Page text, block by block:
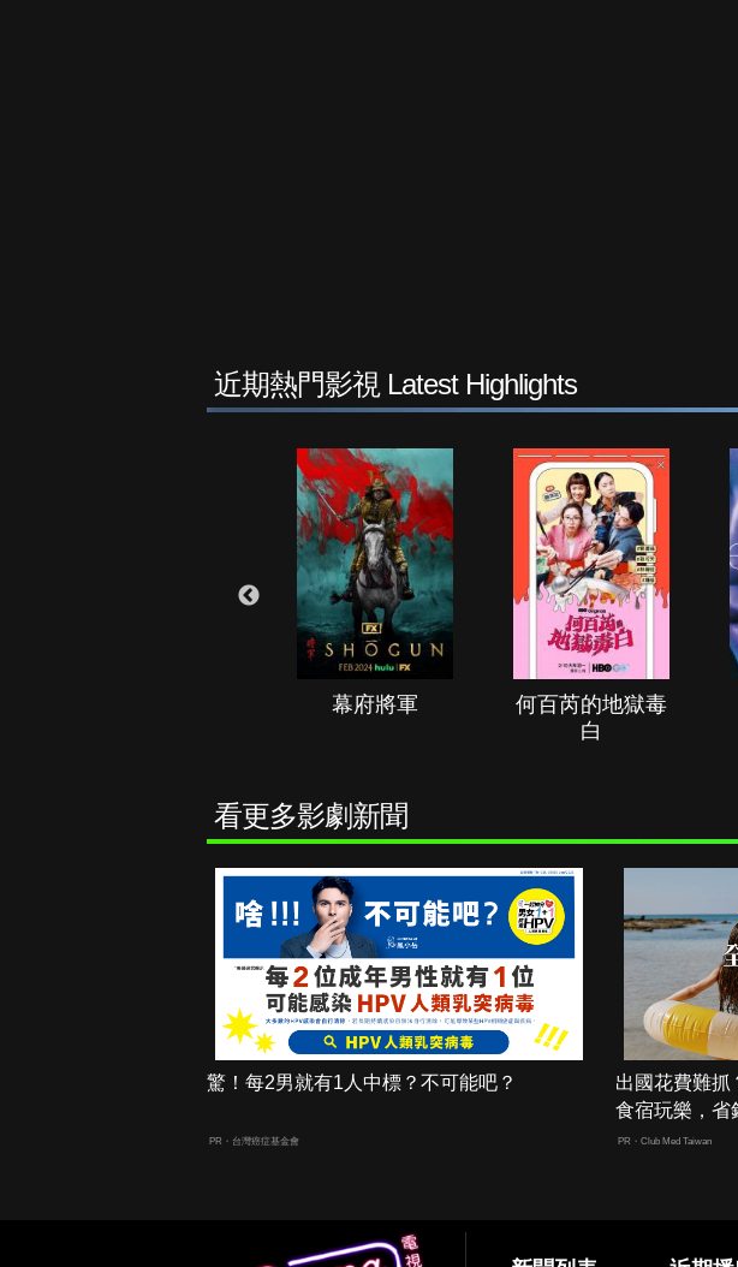
近期熱門影視 Latest Highlights
幕府將軍
何百芮的地獄毒
白
看更多影劇新聞
驚！每2男就有1人中標？不可能吧？
PR・台灣癌症基金會
出國花費難抓
食宿玩樂，省
PR・Club Med Taiwan